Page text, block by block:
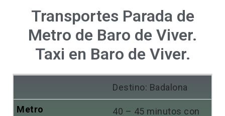
Transportes Parada de
Metro de Baro de Viver.
Taxi en Baro de Viver.
Destino: Badalona
40 – 45 minutos con